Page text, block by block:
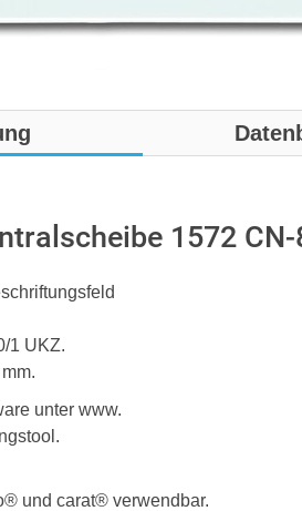
1572
1 UKZ.
unter www.
und carat® verwendbar.